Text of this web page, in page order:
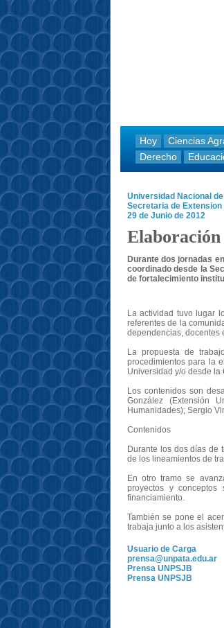
Hoy Ciencias
Derecho
Universidad Nacional
Secretaria de Extension
29 de Junio de 2012
Elaboración
Durante dos jornadas
coordinado desde la
de fortalecimiento
La actividad tuvo lugar
referentes de la
dependencias, docentes
La propuesta de
procedimientos para la
Universidad y/o desde la
Los contenidos son
González (Extensión
Humanidades); Sergio
Contenidos
Durante los dos días de
de los lineamientos de
En otro tramo se
proyectos y
financiamiento.
También se pone el
trabaja junto a los
Usuario de Carga
prensa@unpata.edu.ar
Prensa UNPSJB
Prensa UNPSJB